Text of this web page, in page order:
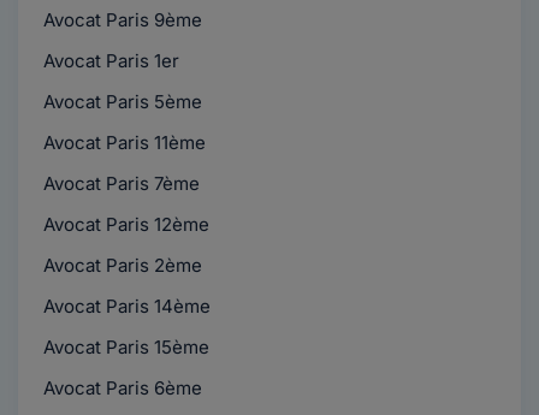
Avocat Paris 9ème
Avocat Paris 1er
Avocat Paris 5ème
Avocat Paris 11ème
Avocat Paris 7ème
Avocat Paris 12ème
Avocat Paris 2ème
Avocat Paris 14ème
Avocat Paris 15ème
Avocat Paris 6ème